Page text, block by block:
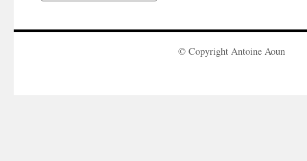
© Copyright Antoine Aoun